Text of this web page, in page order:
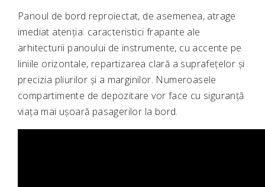
Panoul de bord reproiectat, de asemenea, atrage
imediat atenția: caracteristici frapante ale
arhitecturii panoului de instrumente, cu accente pe
liniile orizontale, repartizarea clară a suprafețelor și
precizia pliurilor și a marginilor. Numeroasele
compartimente de depozitare vor face cu siguranță
viața mai ușoară pasagerilor la bord.